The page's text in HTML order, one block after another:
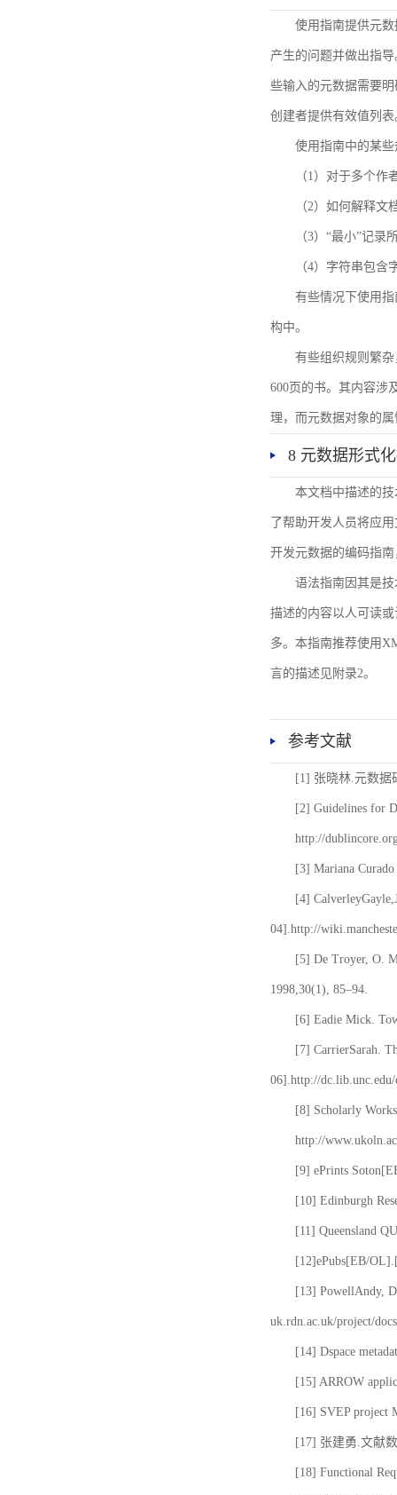
使用指南提供元
产生的问题并做出指
些输入的元数据需要
创建者提供有效值列表
使用指南中的某
（1）对于多个作
（2）如何解释文
（3）“最小”记录
（4）字符串包含
有些情况下使用
构中。
有些组织规则繁
600页的书。其内容涉
理，而元数据对象的
8 元数据形式
本文档中描述的
了帮助开发人员将应
开发元数据的编码指
语法指南因其是
描述的内容以人可读
多。本指南推荐使用
言的描述见附录2。
参考文献
[1] 张晓林.元数据
[2] Guidelines for
http://
[3] Mariana
[4]
04].http://
[5] De Troyer, O.
1998,30(1), 85–94.
[6] Eadie Mick.
[7] CarrierSarah.
06].http://
[8] Scholarly
http://
[9] ePrints
[10] Edinburgh
[11] Queensland
[12]ePubs[EB/
[13] PowellAndy,
uk.rdn.ac.uk/project/
[14] Dspace
[15] ARROW
[16] SVEP project
[17] 张建勇.文献
[18] Functional